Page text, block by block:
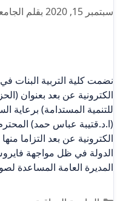
سبتمبر 15, 2020 بقلم
نضمت كلية التربية البنات
الكترونية عن بعد بعنوان
للتنمية المستدامة) برعاية
(ا.د.قتيبة عباس حمد)
الكترونية عن بعد التزاما منها
الدولة في ظل مواجهة
المديرة العامة المساعدة